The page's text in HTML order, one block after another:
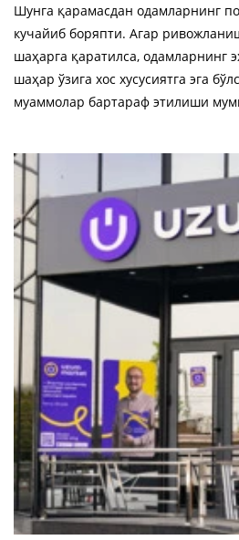
Шунга қарамасдан одамларнинг
кучайиб боряпти. Агар
шаҳарга қаратилса, одамларнинг
шаҳар ўзига хос хусусиятга эга
муаммолар бартараф этилиши